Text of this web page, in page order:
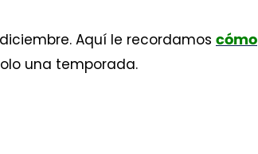
Aquí le recordamos cómo
una temporada.